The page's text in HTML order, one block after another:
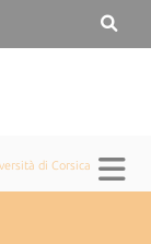
di Corsica